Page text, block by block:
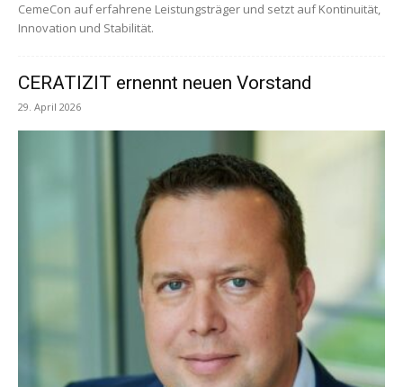
CemeCon auf erfahrene Leistungsträger und setzt auf Kontinuität,
Innovation und Stabilität.
CERATIZIT ernennt neuen Vorstand
29. April 2026